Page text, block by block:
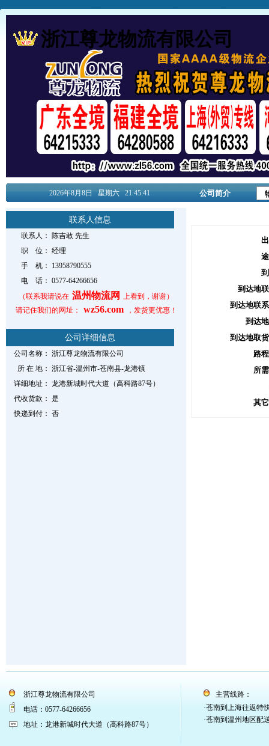
浙江尊龙物流有限公司
2026年8月8日 星期六 21:45:41 公司简介
联系人信息
联系人： 陈吉敢 先生
职 位： 经理
手 机：
13958790555
电 话： 0577-64266656
（联系我请说在 温州物流网 上看到，谢谢）
请记住我们的网址：
wz56.com ，发货更优惠！
公司详细信息
公司名称： 浙江尊龙物流有限公司
所 在 地： 浙江省-温州市-苍南县-龙港镇
详细地址： 龙港新城时代大道（高科路87号）
代收货款： 是
快递到付： 否
到达地
到达地联
到达
到达地取
路
所
其
浙江尊龙物流有限公司
电话：0577-64266656
地址：龙港新城时代大道（高科路87号）
主营线路：
·苍南到上海往返特
·苍南到温州地区配